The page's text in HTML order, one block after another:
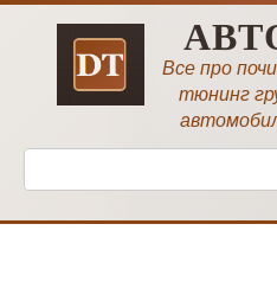
Перейти
Все про
тюнинг
Поиск: